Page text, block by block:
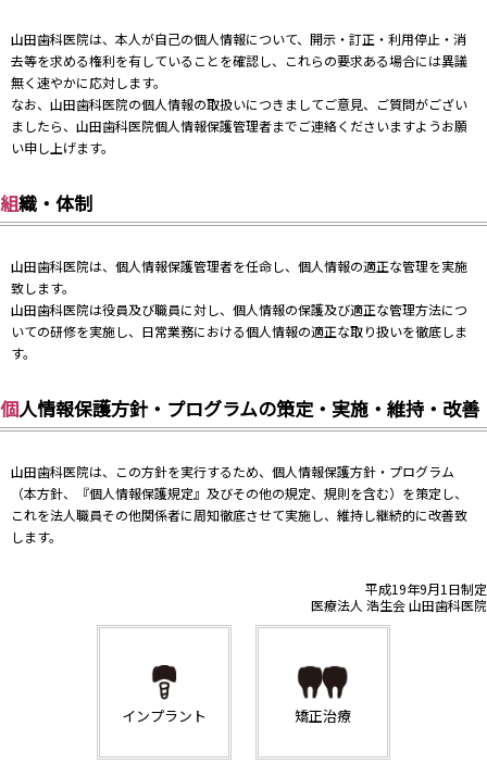
山田歯科医院は、本人が自己の個人情報について、開示・訂正・利用停止・消
去等を求める権利を有していることを確認し、これらの要求ある場合には異議
無く速やかに応対します。
なお、山田歯科医院の個人情報の取扱いにつきましてご意見、ご質問がござい
ましたら、山田歯科医院個人情報保護管理者までご連絡くださいますようお願
い申し上げます。
組織・体制
山田歯科医院は、個人情報保護管理者を任命し、個人情報の適正な管理を実施
致します。
山田歯科医院は役員及び職員に対し、個人情報の保護及び適正な管理方法につ
いての研修を実施し、日常業務における個人情報の適正な取り扱いを徹底しま
す。
個人情報保護方針・プログラムの策定・実施・維持・改善
山田歯科医院は、この方針を実行するため、個人情報保護方針・プログラム
（本方針、『個人情報保護規定』及びその他の規定、規則を含む）を策定し、
これを法人職員その他関係者に周知徹底させて実施し、維持し継続的に改善致
します。
平成19年9月1日制定
医療法人 浩生会 山田歯科医院
インプラント 矯正治療